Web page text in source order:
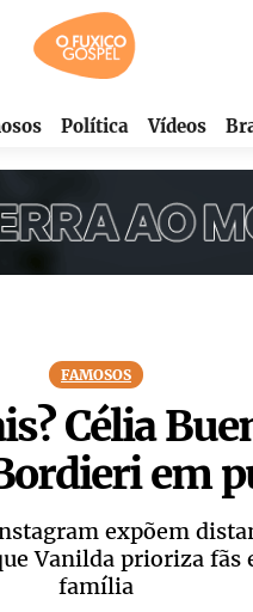
Política Vídeos
FAMOSOS
Célia
em
expõem
Vanilda prioriza fãs
família